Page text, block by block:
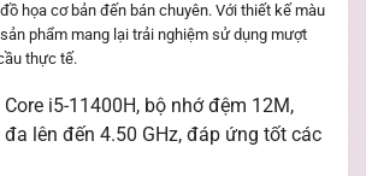
họa cơ bản đến bán chuyên. Với thiết kế màu
phẩm mang lại trải nghiệm sử dụng mượt
thực tế.
i5-11400H, bộ nhớ đệm 12M,
lên đến 4.50 GHz, đáp ứng tốt các